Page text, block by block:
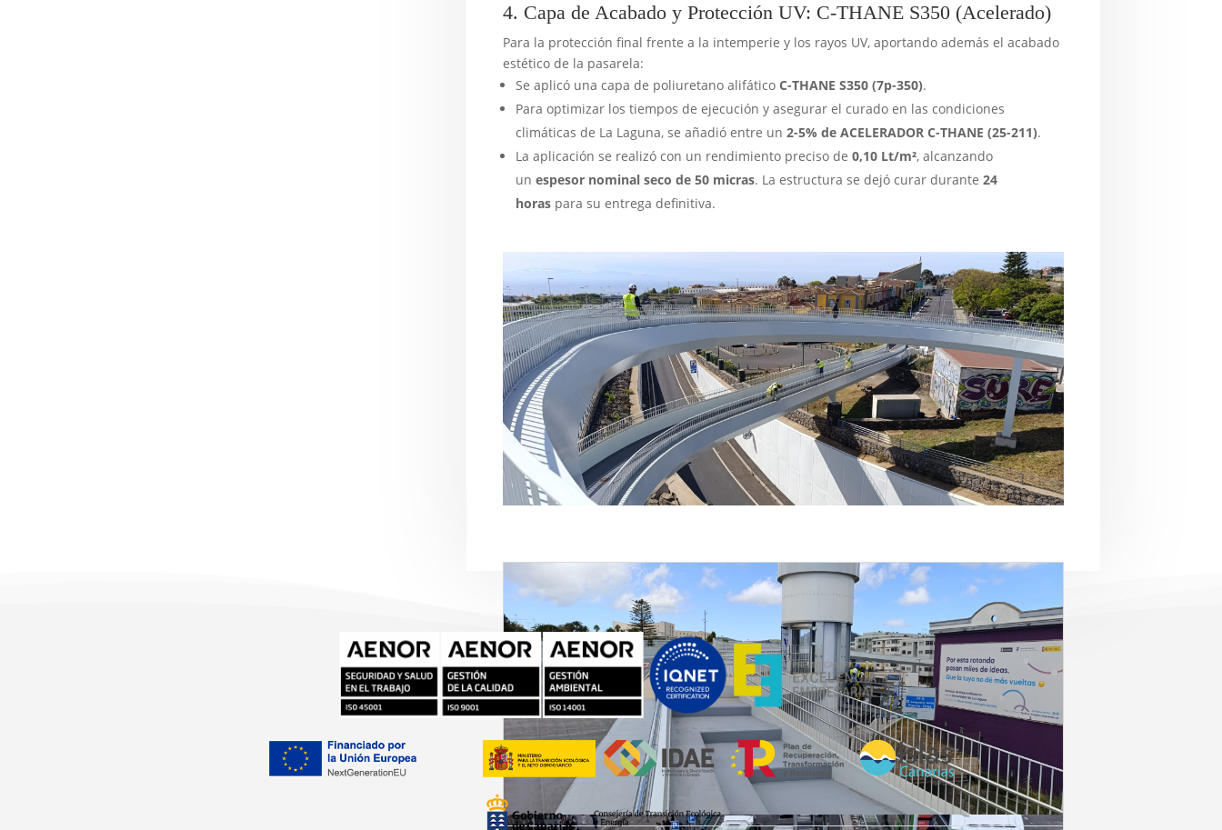
4. Capa de Acabado y Protección UV: C-THANE S350 (Acelerado)
Para la protección final frente a la intemperie y los rayos UV, aportando además el acabado
estético de la pasarela:
Se aplicó una capa de poliuretano alifático C-THANE S350 (7p-350).
Para optimizar los tiempos de ejecución y asegurar el curado en las condiciones
climáticas de La Laguna, se añadió entre un 2-5% de ACELERADOR C-THANE (25-211).
La aplicación se realizó con un rendimiento preciso de 0,10 Lt/m², alcanzando
un espesor nominal seco de 50 micras. La estructura se dejó curar durante 24
horaspara su entrega definitiva.